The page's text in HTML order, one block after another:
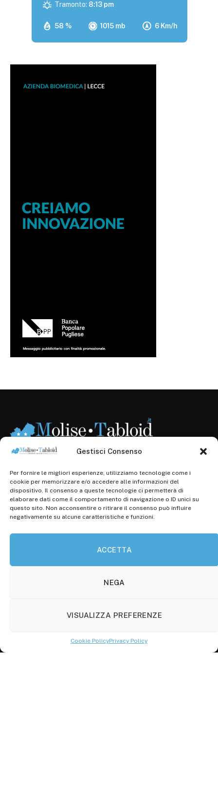
Gestisci Consenso
Per fornire le migliori esperienze, utilizziamo tecnologie come i
cookie per memorizzare e/o accedere alle informazioni del
dispositivo. Il consenso a queste tecnologie ci permetterà di
elaborare dati come il comportamento di navigazione o ID unici su
questo sito. Non acconsentire o ritirare il consenso può influire
negativamente su alcune caratteristiche e funzioni.
ACCETTA
NEGA
VISUALIZZA PREFERENZE
Cookie PolicyPrivacy Policy
58 % 1015 mb 6 Km/h
Tramonto: 8:13 pm
Registr. presso il Tribunale di Campobasso: 3/2013 del
14.11.2013, Cron. 1254
Roc: iscrizione n° 25549 (Prot. 1138/com/15 del
30.04.2015)
P.Iva: 01707150700